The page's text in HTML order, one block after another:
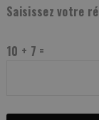
Saisissez votre
10 + 7 =